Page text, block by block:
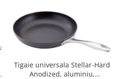
Tigaie universala Stellar-Hard
Anodized, aluminiu,